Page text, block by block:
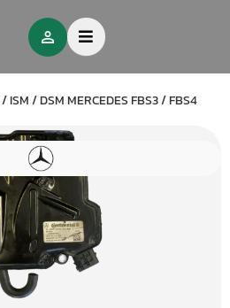
/ISM / DSM MERCEDES FBS3 / FBS4